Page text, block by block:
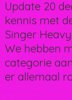
Update 20
kennis met
Singer
We hebben
categorie
er allemaal